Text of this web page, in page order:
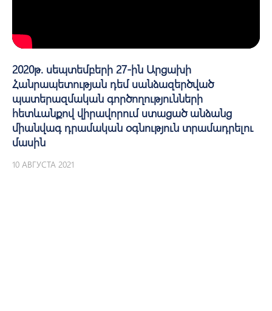
2020թ. սեպտեմբերի 27-ին Արցախի
Հանրապետության դեմ սանձազերծված
պատերազմական գործողությունների
հետևանքով վիրավորում ստացած անձանց
միանվագ դրամական օգնություն տրամադրելու
մասին
10 АВГУСТА 2021